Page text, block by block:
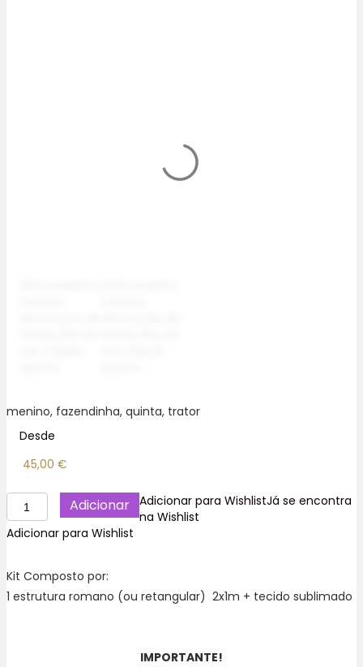
menino, fazendinha, quinta, trator
Desde
45,00 €
Quantidade
de
Fazendinha
Painel
Romano
Adicionar Adicionar para WishlistJá se encontra
na Wishlist
Adicionar para Wishlist
Kit Composto por:
1 estrutura romano (ou retangular) 2x1m + tecido sublimado
IMPORTANTE!